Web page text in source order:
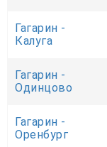
Гагарин -
Калуга
Гагарин -
Одинцово
Гагарин -
Оренбург